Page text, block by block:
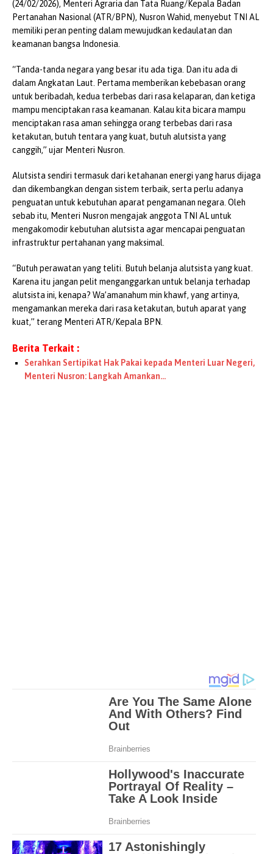
(24/02/2026), Menteri Agraria dan Tata Ruang/Kepala Badan
Pertanahan Nasional (ATR/BPN), Nusron Wahid, menyebut TNI AL
memiliki peran penting dalam mewujudkan kedaulatan dan
keamanan bangsa Indonesia.
“Tanda-tanda negara yang besar itu ada tiga. Dan itu ada di
dalam Angkatan Laut. Pertama memberikan kebebasan orang
untuk beribadah, kedua terbebas dari rasa kelaparan, dan ketiga
mampu menciptakan rasa keamanan. Kalau kita bicara mampu
menciptakan rasa aman sehingga orang terbebas dari rasa
ketakutan, butuh tentara yang kuat, butuh alutsista yang
canggih,” ujar Menteri Nusron.
Alutsista sendiri termasuk dari ketahanan energi yang harus dijaga
dan dikembangkan dengan sistem terbaik, serta perlu adanya
penguatan untuk kebutuhan aparat pengamanan negara. Oleh
sebab itu, Menteri Nusron mengajak anggota TNI AL untuk
mengakomodir kebutuhan alutsista agar mencapai penguatan
infrastruktur pertahanan yang maksimal.
“Butuh perawatan yang teliti. Butuh belanja alutsista yang kuat.
Karena itu jangan pelit menganggarkan untuk belanja terhadap
alutsista ini, kenapa? Wa’amanahum min khawf, yang artinya,
mengamankan mereka dari rasa ketakutan, butuh aparat yang
kuat,” terang Menteri ATR/Kepala BPN.
Berita Terkait :
Serahkan Sertipikat Hak Pakai kepada Menteri Luar Negeri,
Menteri Nusron: Langkah Amankan…